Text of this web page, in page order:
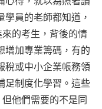
員的老師都知道，
的考生，背後的情
增加專業籌碼，有的
稅或中小企業帳務領
足制度化學習。這些
他們需要的不是同